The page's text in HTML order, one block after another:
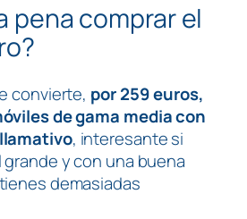
pena comprar el
convierte, por 259 euros,
de gama media con
, interesante si
y con una buena
demasiadas